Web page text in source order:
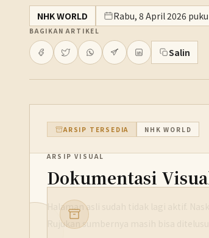
NHK WORLD Rabu, 8 April 2026
BAGIKAN ARTIKEL
Salin
ARSIP TERSEDIA NHK WORLD
ARSIP VISUAL
Dokumentasi
Halaman asli sudah tidak lagi aktif.
Rujukan sumbernya masih bisa